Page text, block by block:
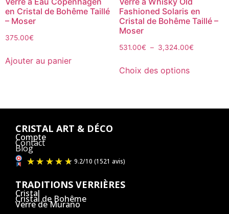
en Cristal de Bohême Taillé
– Moser
375.00€
Ajouter au panier
Fashioned Solaris en
Cristal de Bohême Taillé –
Moser
531.00€ – 3,324.00€
Choix des options
CRISTAL ART & DÉCO
Compte
Contact
Blog
TRADITIONS VERRIÈRES
Cristal
Cristal de Bohême
Verre de Murano